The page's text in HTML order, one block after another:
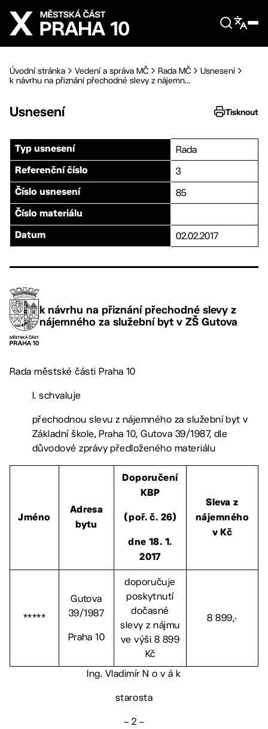
Přejít na hlavní obsah
Úvodní stránka Vedení a správa MČ Rada MČ
Usnesení
k návrhu na přiznání přechodné slevy z nájemn...
Usnesení Tisknout
Typ usnesení Rada
Referenční číslo 3
Číslo usnesení 85
Číslo materiálu
Datum 02.02.2017
k návrhu na přiznání přechodné slevy z
nájemného za služební byt v ZŠ Gutova
Rada městské části Praha 10
I. schvaluje
přechodnou slevu z nájemného za služební byt v
Základní škole, Praha 10, Gutova 39/1987, dle
důvodové zprávy předloženého materiálu
Jméno
Adresa
bytu
Doporučení
KBP
(poř. č. 26)
dne 18. 1.
2017
Sleva z
nájemného
v Kč
*****
Gutova
39/1987
Praha 10
doporučuje
poskytnutí
dočasné
slevy z nájmu
ve výši 8 899
Kč
8 899,-
Ing. Vladimír N o v á k
starosta
– 2 –